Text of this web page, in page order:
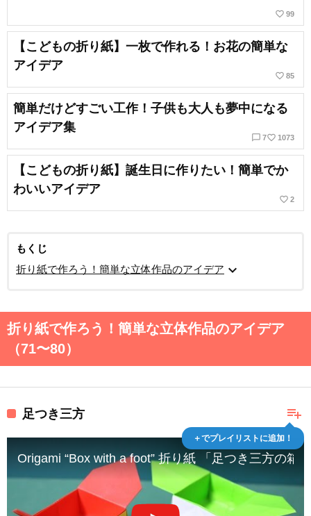
favorite_border 99
【こどもの折り紙】一枚で作れる！お花の簡単な
アイデア
favorite_border 85
簡単だけどすごい工作！子供も大人も夢中になる
アイデア集
chat_bubble_outline 7favorite_border 1073
【こどもの折り紙】誕生日に作りたい！簡単でか
わいいアイデア
favorite_border 2
もくじ
折り紙で作ろう！簡単な立体作品のアイデア expand_more
折り紙で作ろう！簡単な立体作品のアイデア
（71〜80）
playlist_add
＋でプレイリストに追加！
足つき三方
Origami “Box with a foot” 折り紙 「足つき三方の箱」